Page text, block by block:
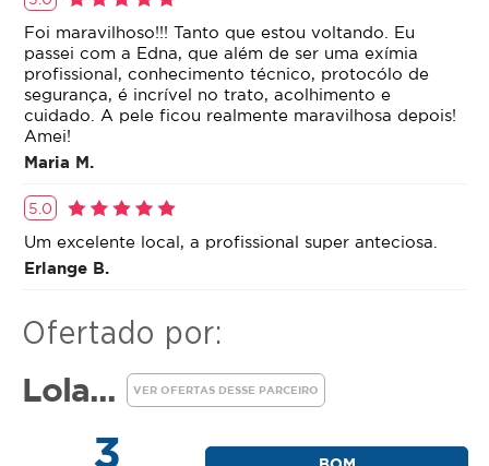
Foi maravilhoso!!! Tanto que estou voltando. Eu
passei com a Edna, que além de ser uma exímia
profissional, conhecimento técnico, protocólo de
segurança, é incrível no trato, acolhimento e
cuidado. A pele ficou realmente maravilhosa depois!
Amei!
Maria M.
5.0
Um excelente local, a profissional super anteciosa.
Erlange B.
Ofertado por:
Lola... VER OFERTAS DESSE PARCEIRO
3